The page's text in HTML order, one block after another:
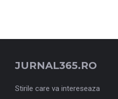
JURNAL365.RO
Stirile care va intereseaza